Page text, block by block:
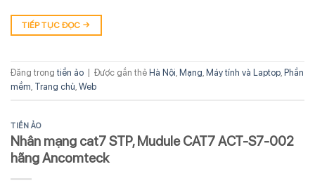
TIẾP TỤC ĐỌC →
Đăng trong tiền ảo Được gắn thẻ Hà Nội Mạng Máy tính và Laptop Phần
mềm Trang chủ Web
TIỀN ẢO
Nhân mạng cat7 STP, Mudule CAT7 ACT-S7-002
hãng Ancomteck